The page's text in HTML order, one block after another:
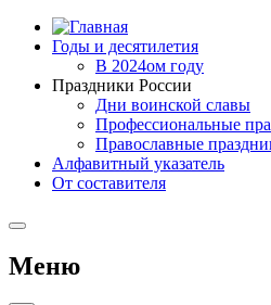
Годы и десятилетия
В 2024ом году
Праздники России
Дни воинской славы
Профессиональные
Православные
Алфавитный указатель
От составителя
Меню